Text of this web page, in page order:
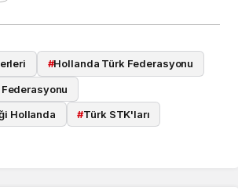
#Hollanda Türk Federasyonu
Hollanda #Türk STK'ları